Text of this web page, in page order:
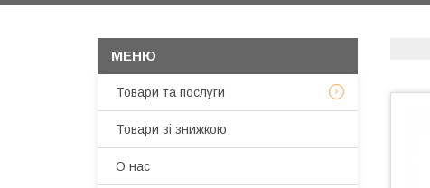
Товари та послуги
Товари зі знижкою
О нас